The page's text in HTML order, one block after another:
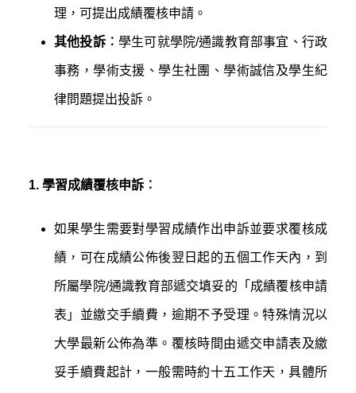
理，可提出成績覆核申請。
其他投訴︰ 學生可就學院/通識教育部事宜、行政
事務，學術支援、學生社團、學術誠信及學生紀
律問題提出投訴。
1. 學習成績覆核申訴︰
如果學生需要對學習成績作出申訴並要求覆核成
績，可在成績公佈後翌日起的五個工作天內，到
所屬學院/通識教育部遞交填妥的「成績覆核申請
表」並繳交手續費，逾期不予受理。特殊情況以
大學最新公佈為準。覆核時間由遞交申請表及繳
妥手續費起計，一般需時約十五工作天，具體所